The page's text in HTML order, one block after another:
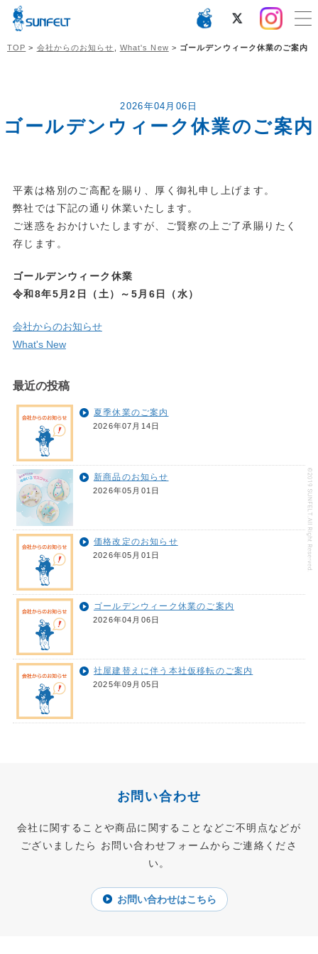
TOP > 会社からのお知らせ What's New > ゴールデンウィーク休業のご案内
2026年04月06日
ゴールデンウィーク休業のご案内
平素は格別のご高配を賜り、厚く御礼申し上げます。
弊社では下記の通り休業いたします。
ご迷惑をおかけいたしますが、ご賢察の上ご了承賜りたく
存じます。
ゴールデンウィーク休業
令和8年5月2日（土）～5月6日（水）
会社からのお知らせ
What's New
最近の投稿
夏季休業のご案内
2026年07月14日
新商品のお知らせ
2026年05月01日
価格改定のお知らせ
2026年05月01日
ゴールデンウィーク休業のご案内
2026年04月06日
社屋建替えに伴う本社仮移転のご案内
2025年09月05日
お問い合わせ
会社に関することや商品に関することなどご不明点などが
ございましたら
お問い合わせフォームからご連絡くださ
い。
お問い合わせはこちら